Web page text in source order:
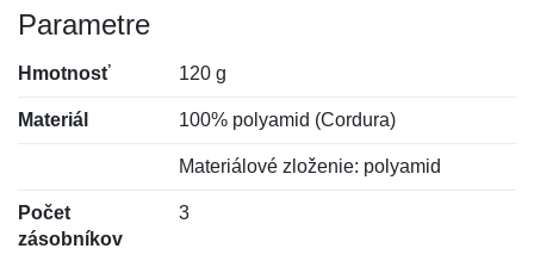
Parametre
Hmotnosť 120 g
Materiál 100% polyamid (Cordura)
Materiálové zloženie: polyamid
Počet
zásobníkov
3